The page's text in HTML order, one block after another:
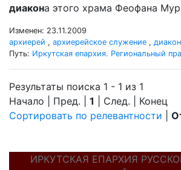
диакона этого храма Феофана
Изменен: 23.11.2009
архиерей , архиерейское служение , диакон
Путь: Иркутская епархия. Региональный
Результаты поиска 1 - 1 из 1
Начало | Пред. | 1 | След. | Конец
Сортировать по релевантности
ИРКУТСКАЯ ЕПАРХИЯ